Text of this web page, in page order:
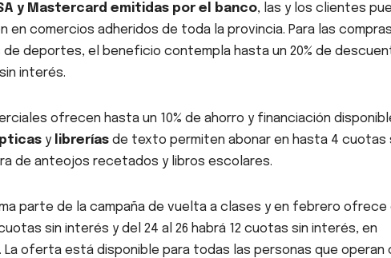
y Mastercard emitidas por el banco, las y los clientes
en comercios adheridos de toda la provincia. Para las
deportes, el beneficio contempla hasta un 20% de
interés.
ofrecen hasta un 10% de ahorro y financiación
y librerías de texto permiten abonar en hasta 4 cuotas
de anteojos recetados y libros escolares.
parte de la campaña de vuelta a clases y en febrero ofrece
sin interés y del 24 al 26 habrá 12 cuotas sin interés, en
oferta está disponible para todas las personas que operan